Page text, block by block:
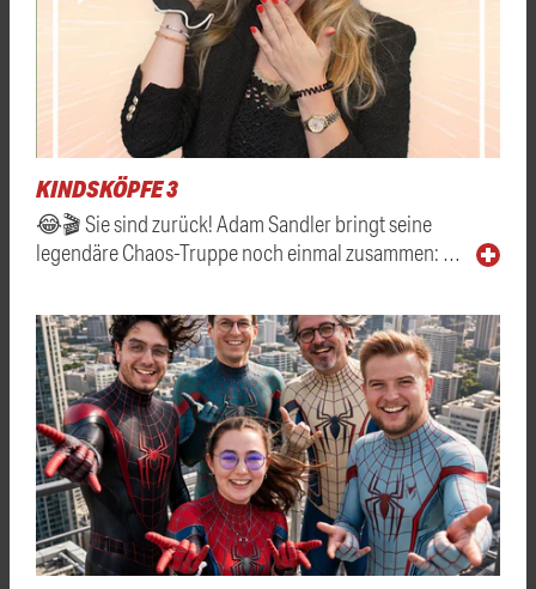
KINDSKÖPFE 3
😂🎬 Sie sind zurück! Adam Sandler bringt seine
legendäre Chaos-Truppe noch einmal zusammen: …